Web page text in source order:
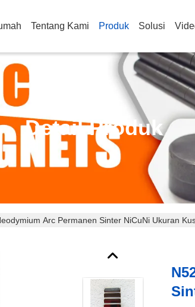
Tentang Kami Produk Solusi
Detail Produk
Arc Permanen Sinter NiCuNi Ukuran